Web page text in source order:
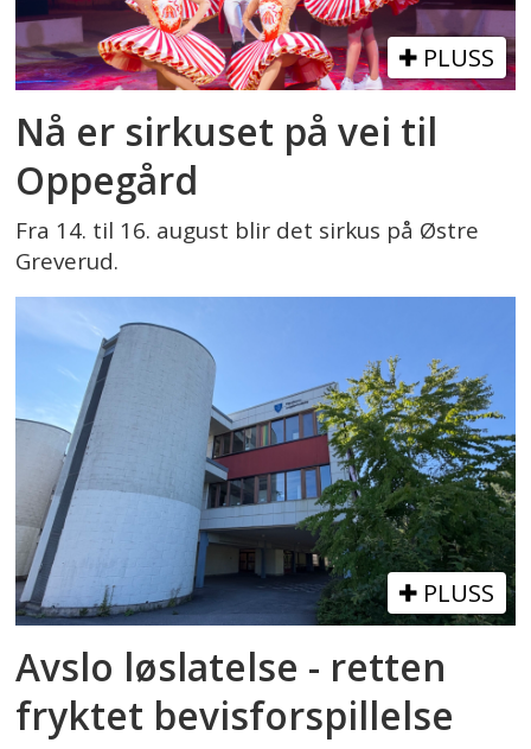
PLUSS
Nå er sirkuset på vei til
Oppegård
Fra 14. til 16. august blir det sirkus på Østre
Greverud.
PLUSS
Avslo løslatelse - retten
fryktet bevisforspillelse